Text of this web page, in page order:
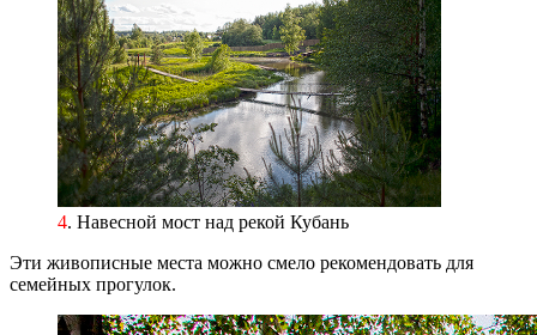
4. Навесной мост над рекой Кубань
Эти живописные места можно смело рекомендовать для
семейных прогулок.